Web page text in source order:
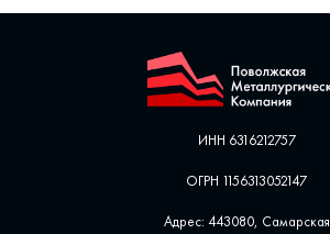
ИНН 6316212757
ОГРН 1156313052147
Адрес: 443080, Самарская